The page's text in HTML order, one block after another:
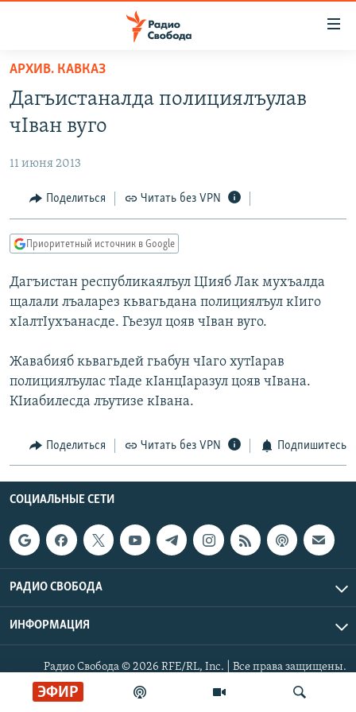
упрощенного
доступа
Вернуться
основному
Вернутся
главной
навигации
Вернутся
поиску
ПОДКАСТЫ
АВТОРСКИЕ ПРОЕКТЫ
ЦИТАТЫ СВОБОДЫ
МНЕНИЯ
IDEL.РЕАЛИИ
КАВКАЗ.РЕАЛИИ
СЕВЕР.РЕАЛИИ
РАСПИСАНИЕ ВЕЩАНИЯ
ПОДПИШИТЕСЬ НА РАССЫЛКУ
СОЦИАЛЬНЫЕ СЕТИ
Все сайты РСЕ/РС
ЭФИР
АРХИВ. КАВКАЗ
Дагъистаналда полициялъулав
чIван вуго
11 июня 2013
Поделиться Читать без VPN
Приоритетный источник в Google
Дагъистан республикаялъул ЦIияб Лак мухъалда
щалали лъаларез кьвагьдана полициялъул кIиго
хIалтIухъанасде. Гьезул цояв чIван вуго.
Жавабияб кьвагьдей гьабун чIаго хутIарав
полициялъулас тIаде кIанцIаразул цояв чIвана.
КIиабилесда лъутизе кIвана.
Поделиться Читать без VPN Подпишитесь
СОЦИАЛЬНЫЕ СЕТИ
РАДИО СВОБОДА
ИНФОРМАЦИЯ
Радио Свобода © 2026 RFE/RL, Inc. | Все права защищены.